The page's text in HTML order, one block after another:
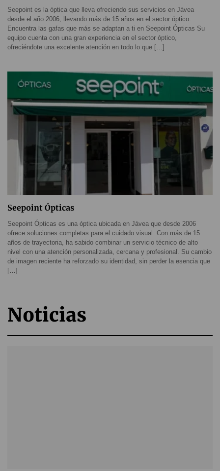
Seepoint es la óptica que lleva ofreciendo sus servicios en Jávea
desde el año 2006, llevando más de 15 años en el sector óptico.
Encuentra las gafas que más se adaptan a ti en Seepoint Ópticas Su
equipo cuenta con una gran experiencia en el sector óptico,
ofreciéndote una excelente atención en todo lo que […]
Seepoint Ópticas
Seepoint Ópticas es una óptica ubicada en Jávea que desde 2006
ofrece soluciones completas para el cuidado visual. Con más de 15
años de trayectoria, ha sabido combinar un servicio técnico de alto
nivel con una atención personalizada, cercana y profesional. Su cambio
de imagen reciente ha reforzado su identidad, sin perder la esencia que
[…]
Noticias